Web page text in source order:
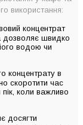
використання:
концентрат
дозволяє швидко
водою чи
концентрату в
скоротити час
коли важливо
досягти